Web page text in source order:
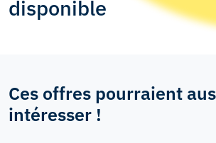
disponible
Ces offres pourraient
intéresser !